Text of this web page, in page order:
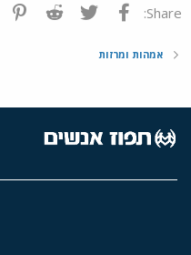
Share: פייסבוק Twitter
Reddit
אמהות ומרזות